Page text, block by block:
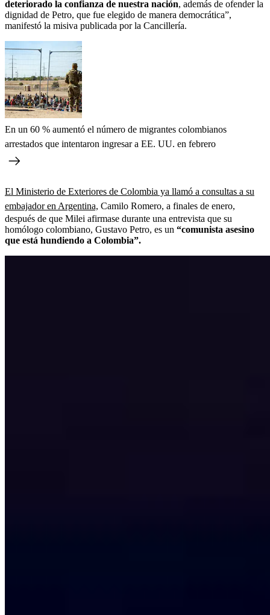
deteriorado la confianza de nuestra nación, además de ofender la
dignidad de Petro, que fue elegido de manera democrática”,
manifestó la misiva publicada por la Cancillería.
En un 60 % aumentó el número de migrantes colombianos
arrestados que intentaron ingresar a EE. UU. en febrero
El Ministerio de Exteriores de Colombia ya llamó a consultas a su
embajador en Argentina, Camilo Romero, a finales de enero,
después de que Milei afirmase durante una entrevista que su
homólogo colombiano, Gustavo Petro, es un “comunista asesino
que está hundiendo a Colombia”.